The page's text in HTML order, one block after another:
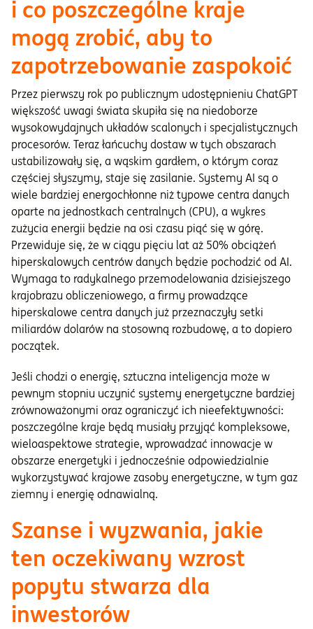
i co poszczególne kraje
mogą zrobić, aby to
zapotrzebowanie zaspokoić
Przez pierwszy rok po publicznym udostępnieniu ChatGPT
większość uwagi świata skupiła się na niedoborze
wysokowydajnych układów scalonych i specjalistycznych
procesorów. Teraz łańcuchy dostaw w tych obszarach
ustabilizowały się, a wąskim gardłem, o którym coraz
częściej słyszymy, staje się zasilanie. Systemy AI są o
wiele bardziej energochłonne niż typowe centra danych
oparte na jednostkach centralnych (CPU), a wykres
zużycia energii będzie na osi czasu piąć się w górę.
Przewiduje się, że w ciągu pięciu lat aż 50% obciążeń
hiperskalowych centrów danych będzie pochodzić od AI.
Wymaga to radykalnego przemodelowania dzisiejszego
krajobrazu obliczeniowego, a firmy prowadzące
hiperskalowe centra danych już przeznaczyły setki
miliardów dolarów na stosowną rozbudowę, a to dopiero
początek.
Jeśli chodzi o energię, sztuczna inteligencja może w
pewnym stopniu uczynić systemy energetyczne bardziej
zrównoważonymi oraz ograniczyć ich nieefektywności:
poszczególne kraje będą musiały przyjąć kompleksowe,
wieloaspektowe strategie, wprowadzać innowacje w
obszarze energetyki i jednocześnie odpowiedzialnie
wykorzystywać krajowe zasoby energetyczne, w tym gaz
ziemny i energię odnawialną.
Szanse i wyzwania, jakie
ten oczekiwany wzrost
popytu stwarza dla
inwestorów